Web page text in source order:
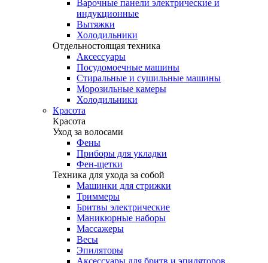
Варочные панели электрические и
индукционные
Вытяжки
Холодильники
Отдельностоящая техника
Аксессуары
Посудомоечные машины
Стиральные и сушильные машины
Морозильные камеры
Холодильники
Красота
Красота
Уход за волосами
Фены
Приборы для укладки
Фен-щетки
Техника для ухода за собой
Машинки для стрижки
Триммеры
Бритвы электрические
Маникюрные наборы
Массажеры
Весы
Эпиляторы
Аксессуары для бритв и эпиляторов